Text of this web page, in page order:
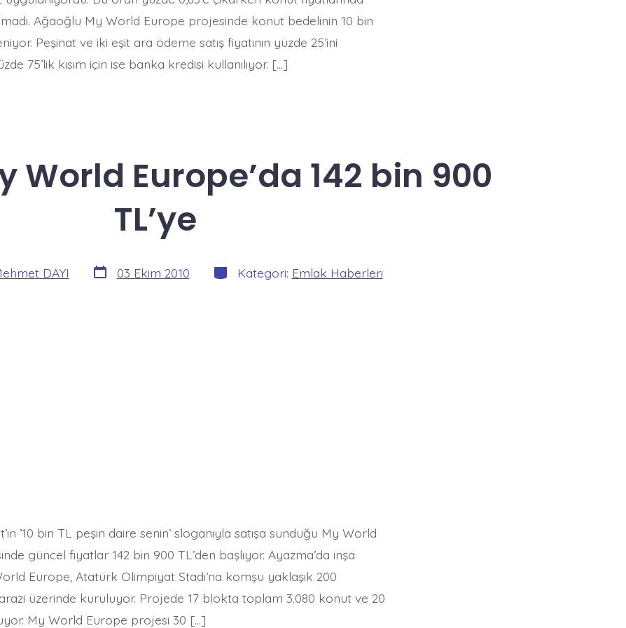
Ağaoğlu My World Europe projesinde konut bedelinin 10 bin
Peşinat ve iki eşit ara ödeme satış fiyatının yüzde 25’ini
75’lik kısım için ise banka kredisi kullanılıyor. […]
World Europe’da 142 bin 900
TL’ye
DAYI Yazı
tarihi
03 Ekim 2010 Kategoriler
Kategori: Emlak Haberleri
’10 bin TL peşin daire senin’ sloganıyla satışa sunduğu My World
güncel fiyatlar 142 bin 900 TL’den başlıyor. Ayazma’da inşa
Europe, Atatürk Olimpiyat Stadı’na komşu yaklaşık 200
üzerinde kuruluyor. Projede 17 blokta toplam 3.080 konut ve 20
My World Europe projesi 30 […]